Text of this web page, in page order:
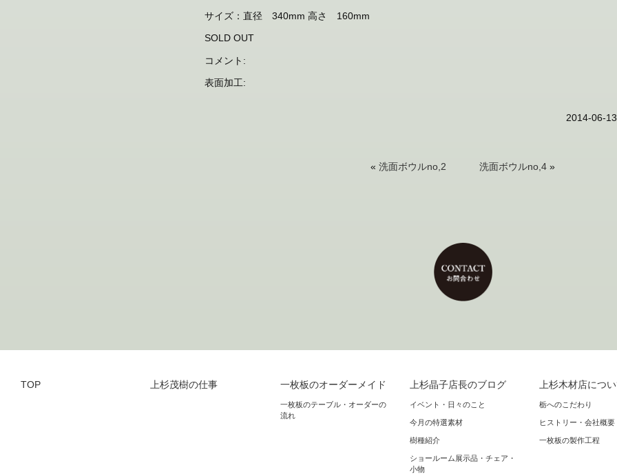
サイズ：直径 340mm 高さ 160mm
SOLD OUT
コメント:
表面加工:
2014-06-
« 洗面ボウルno,2 洗面ボウルno,4 »
TOP 上杉茂樹の仕事 一枚板のオーダーメイド
一枚板のテーブル・オーダーの
流れ
上杉晶子店長のブログ
イベント・日々のこと
今月の特選素材
樹種紹介
ショールーム展示品・チェア・
小物
上杉木材店につ
栃へのこだわり
ヒストリー・会社概要
一枚板の製作工程